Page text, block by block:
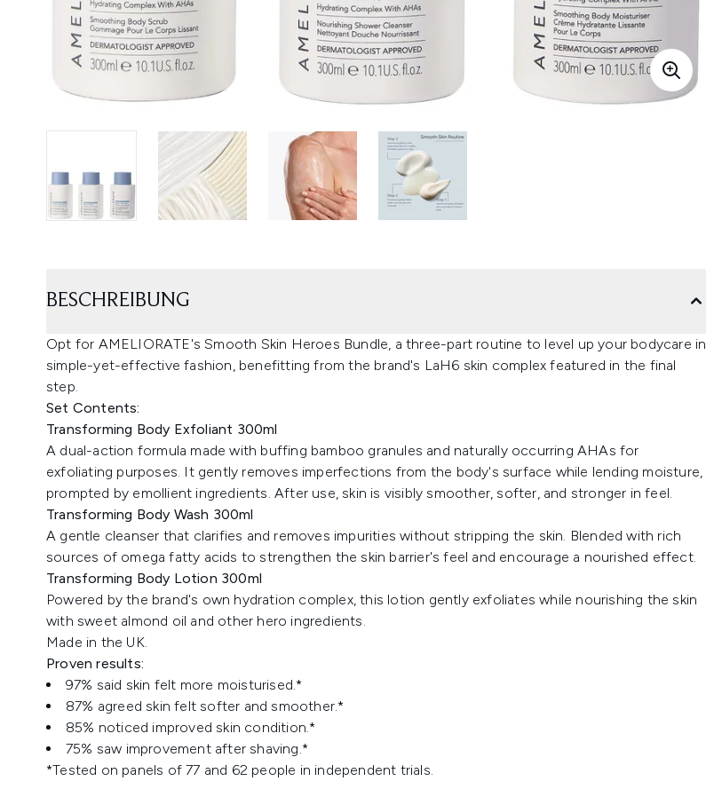
BESCHREIBUNG
Opt for AMELIORATE's Smooth Skin Heroes Bundle, a three-part routine to level up your bodycare in
simple-yet-effective fashion, benefitting from the brand's LaH6 skin complex featured in the final
step.
Set Contents:
Transforming Body Exfoliant 300ml
A dual-action formula made with buffing bamboo granules and naturally occurring AHAs for
exfoliating purposes. It gently removes imperfections from the body's surface while lending moisture,
prompted by emollient ingredients. After use, skin is visibly smoother, softer, and stronger in feel.
Transforming Body Wash 300ml
A gentle cleanser that clarifies and removes impurities without stripping the skin. Blended with rich
sources of omega fatty acids to strengthen the skin barrier's feel and encourage a nourished effect.
Transforming Body Lotion 300ml
Powered by the brand's own hydration complex, this lotion gently exfoliates while nourishing the skin
with sweet almond oil and other hero ingredients.
Made in the UK.
Proven results:
97% said skin felt more moisturised.*
87% agreed skin felt softer and smoother.*
85% noticed improved skin condition.*
75% saw improvement after shaving.*
*Tested on panels of 77 and 62 people in independent trials.